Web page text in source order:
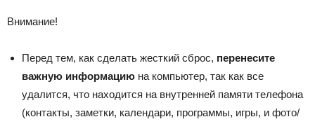
Внимание!
Перед тем, как сделать жесткий сброс, перенесите
важную информацию на компьютер, так как все
удалится, что находится на внутренней памяти телефона
(контакты, заметки, календари, программы, игры, и фото/